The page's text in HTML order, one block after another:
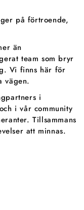
på förtroende,
än
team som bryr
Vi finns här för
vägen.
i
i vår community
Tillsammans
att minnas.